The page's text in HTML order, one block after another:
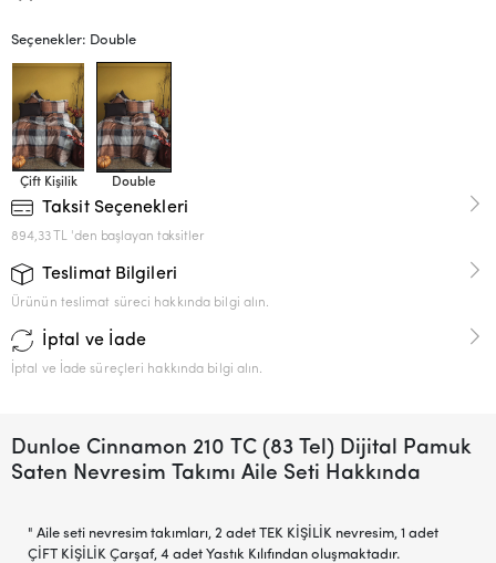
Seçenekler: Double
Çift Kişilik Double
Taksit Seçenekleri
894,33 TL 'den başlayan taksitler
Teslimat Bilgileri
Ürünün teslimat süreci hakkında bilgi alın.
İptal ve İade
İptal ve İade süreçleri hakkında bilgi alın.
Dunloe Cinnamon 210 TC (83 Tel) Dijital Pamuk
Saten Nevresim Takımı Aile Seti Hakkında
" Aile seti nevresim takımları, 2 adet TEK KİŞİLİK nevresim, 1 adet
ÇİFT KİŞİLİK Çarşaf, 4 adet Yastık Kılıfından oluşmaktadır.